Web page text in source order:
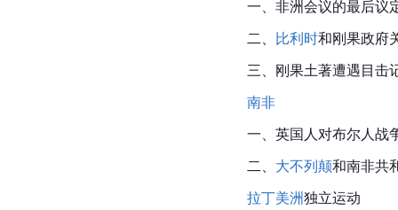
一、 非洲会议的最后议
二、 比利时和刚果政府
三、刚果土著遭遇目击
南非
一、英国人对布尔人战
二、 大不列颠和南非共
拉丁美洲独立运动